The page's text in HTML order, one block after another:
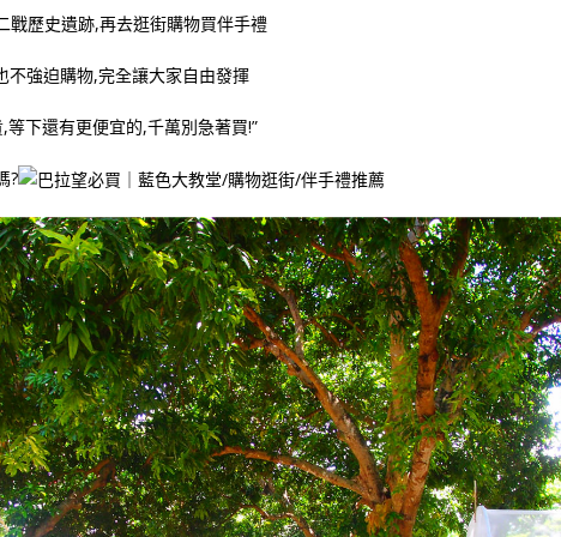
戰歷史遺跡,再去逛街購物買伴手禮
不強迫購物,完全讓大家自由發揮
下還有更便宜的,千萬別急著買!”
?